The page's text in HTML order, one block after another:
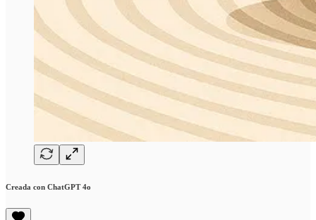
Creada con ChatGPT 4o